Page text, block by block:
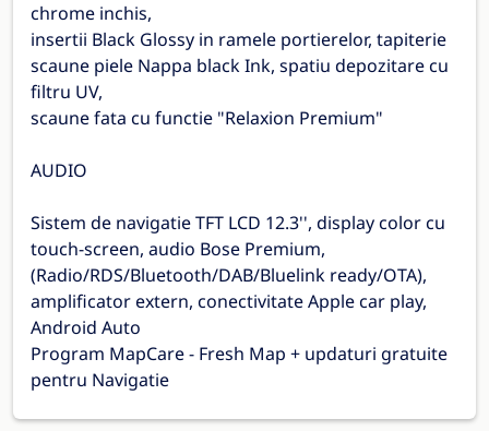
chrome inchis,
insertii Black Glossy in ramele portierelor, tapiterie
scaune piele Nappa black Ink, spatiu depozitare cu
filtru UV,
scaune fata cu functie "Relaxion Premium"
AUDIO
Sistem de navigatie TFT LCD 12.3'', display color cu
touch-screen, audio Bose Premium,
(Radio/RDS/Bluetooth/DAB/Bluelink ready/OTA),
amplificator extern, conectivitate Apple car play,
Android Auto
Program MapCare - Fresh Map + updaturi gratuite
pentru Navigatie